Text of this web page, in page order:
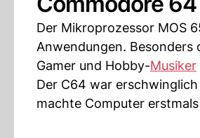
Der Mikroprozessor MOS
Anwendungen.
Gamer und Hobby-Musiker
Der C64 war
machte Computer erstmals